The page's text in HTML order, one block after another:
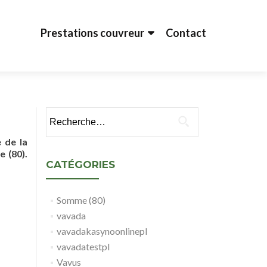
Prestations couvreur Contact
de la
(80).
CATÉGORIES
Somme (80)
vavada
vavadakasynoonlinepl
vavadatestpl
Vavus